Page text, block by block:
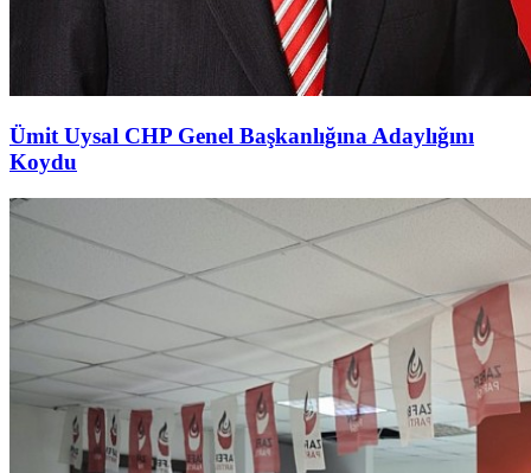
Ümit Uysal CHP Genel Başkanlığına Adaylığını
Koydu